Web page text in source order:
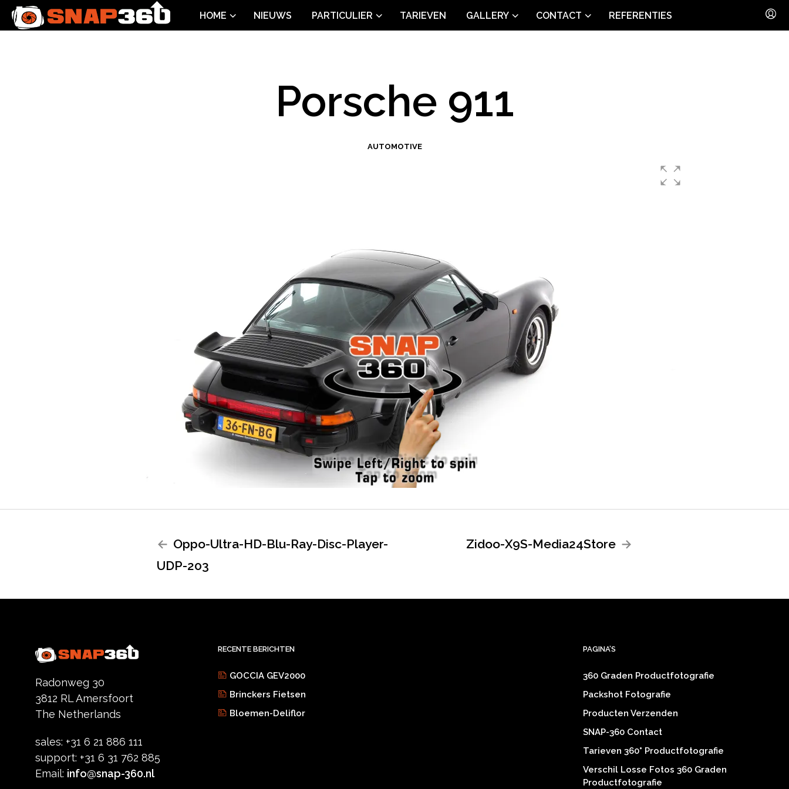
HOME NIEUWS PARTICULIER TARIEVEN GALLERY CONTACT REFERENTIES
Porsche 911
AUTOMOTIVE
Oppo-Ultra-HD-Blu-Ray-Disc-Player-
UDP-203
Zidoo-X9S-Media24Store
Radonweg 30
3812 RL Amersfoort
The Netherlands
sales: +31 6 21 886 111
support: +31 6 31 762 885
Email: info@snap-360.nl
RECENTE BERICHTEN
GOCCIA GEV2000
Brinckers Fietsen
Bloemen-Deliflor
PAGINA’S
360 Graden Productfotografie
Packshot Fotografie
Producten Verzenden
SNAP-360 Contact
Tarieven 360° Productfotografie
Verschil Losse Fotos 360 Graden
Productfotografie